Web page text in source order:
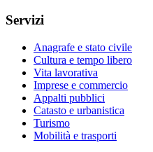
Servizi
Anagrafe e stato civile
Cultura e tempo libero
Vita lavorativa
Imprese e commercio
Appalti pubblici
Catasto e urbanistica
Turismo
Mobilità e trasporti